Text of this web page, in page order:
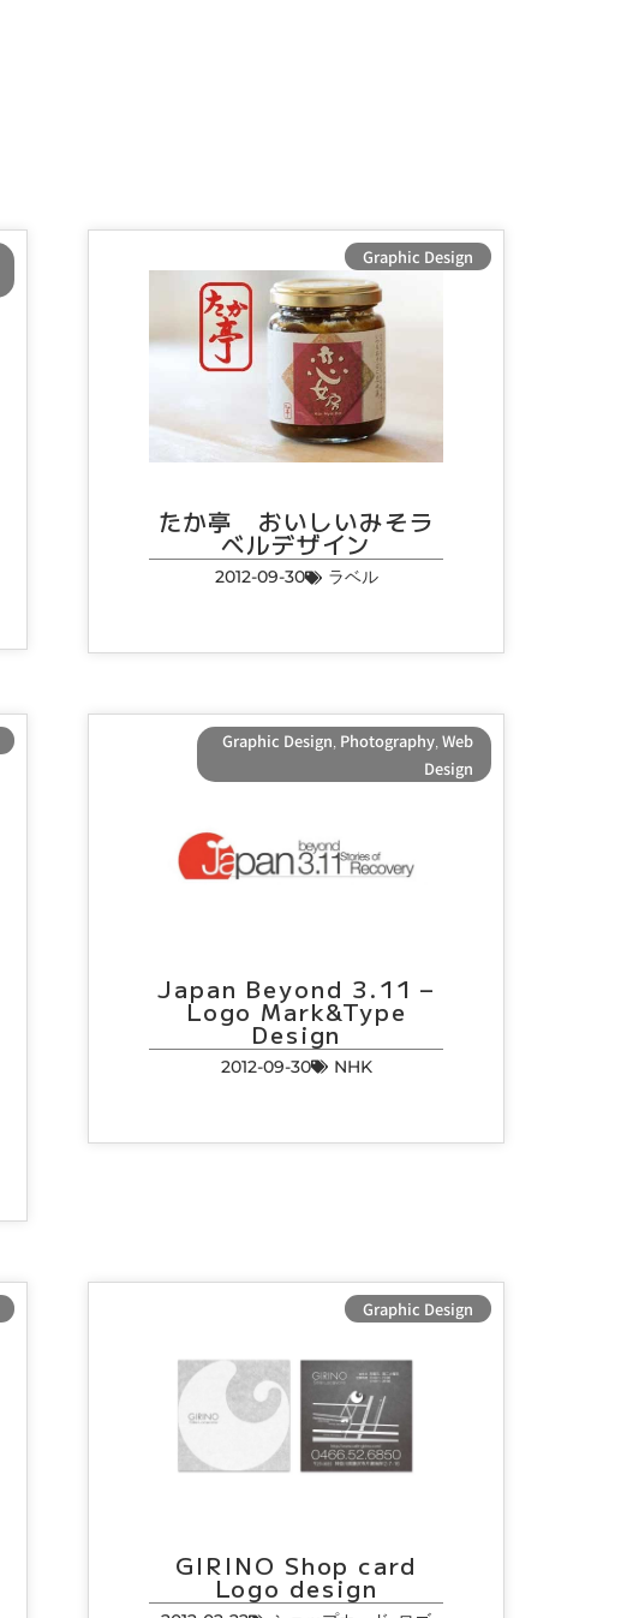
Graphic Design
たか亭 おいしいみそラ
ベルデザイン
2012-09-30 ラベル
Graphic Design, Photography,Web
Design
Japan Beyond 3.11 –
Logo Mark&Type
Design
2012-09-30 NHK
Graphic Design
GIRINO Shop card
Logo design